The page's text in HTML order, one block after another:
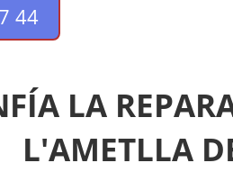
44
LA
L'AMETLLA